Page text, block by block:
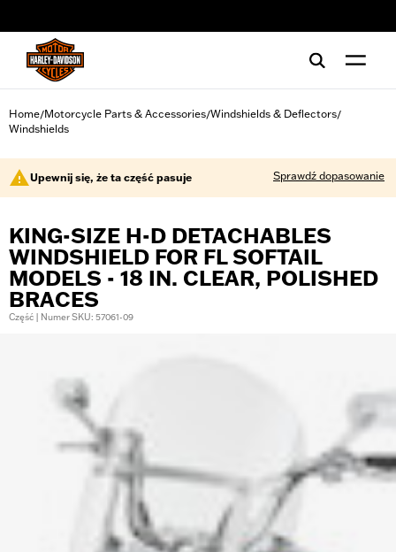
Home/Motorcycle Parts & Accessories/Windshields & Deflectors/
Windshields
Upewnij się, że ta część pasuje Sprawdź dopasowanie
KING-SIZE H-D DETACHABLES
WINDSHIELD FOR FL SOFTAIL
MODELS - 18 IN. CLEAR, POLISHED
BRACES
Część | Numer SKU: 57061-09